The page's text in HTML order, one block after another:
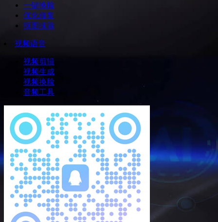
一键换脸
优化修复
抠图抹除
视频语音
视频剪辑
视频生成
视频换脸
音频工具